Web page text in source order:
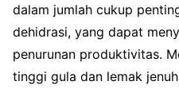
dalam jumlah cukup
dehidrasi, yang dapat
penurunan produktivitas.
tinggi gula dan lemak